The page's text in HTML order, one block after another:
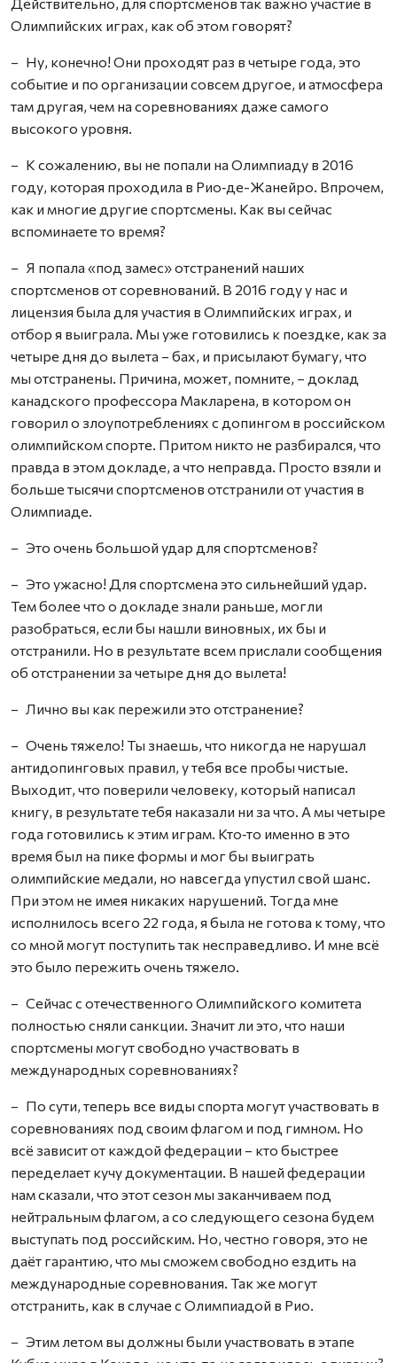
Олимпийских играх, как об этом говорят?
– Ну, конечно! Они проходят раз в четыре года, это
событие и по организации совсем другое, и атмосфера
там другая, чем на соревнованиях даже самого
высокого уровня.
– К сожалению, вы не попали на Олимпиаду в 2016
году, которая проходила в Рио‑де-Жанейро. Впрочем,
как и многие другие спортсмены. Как вы сейчас
вспоминаете то время?
– Я попала «под замес» отстранений наших
спортсменов от соревнований. В 2016 году у нас и
лицензия была для участия в Олимпийских играх, и
отбор я выиграла. Мы уже готовились к поездке, как за
четыре дня до вылета – бах, и присылают бумагу, что
мы отстранены. Причина, может, помните, – доклад
канадского профессора Макларена, в котором он
говорил о злоупотреблениях с допингом в российском
олимпийском спорте. Притом никто не разбирался, что
правда в этом докладе, а что неправда. Просто взяли и
больше тысячи спортсменов отстранили от участия в
Олимпиаде.
– Это очень большой удар для спортсменов?
– Это ужасно! Для спортсмена это сильнейший удар.
Тем более что о докладе знали раньше, могли
разобраться, если бы нашли виновных, их бы и
отстранили. Но в результате всем прислали сообщения
об отстранении за четыре дня до вылета!
– Лично вы как пережили это отстранение?
– Очень тяжело! Ты знаешь, что никогда не нарушал
антидопинговых правил, у тебя все пробы чистые.
Выходит, что поверили человеку, который написал
книгу, в результате тебя наказали ни за что. А мы четыре
года готовились к этим играм. Кто‑то именно в это
время был на пике формы и мог бы выиграть
олимпийские медали, но навсегда упустил свой шанс.
При этом не имея никаких нарушений. Тогда мне
исполнилось всего 22 года, я была не готова к тому, что
со мной могут поступить так несправедливо. И мне всё
это было пережить очень тяжело.
– Сейчас с отечественного Олимпийского комитета
полностью сняли санкции. Значит ли это, что наши
спортсмены могут свободно участвовать в
международных соревнованиях?
– По сути, теперь все виды спорта могут участвовать в
соревнованиях под своим флагом и под гимном. Но
всё зависит от каждой федерации – кто быстрее
переделает кучу документации. В нашей федерации
нам сказали, что этот сезон мы заканчиваем под
нейтральным флагом, а со следующего сезона будем
выступать под российским. Но, честно говоря, это не
даёт гарантию, что мы сможем свободно ездить на
международные соревнования. Так же могут
отстранить, как в случае с Олимпиадой в Рио.
– Этим летом вы должны были участвовать в этапе